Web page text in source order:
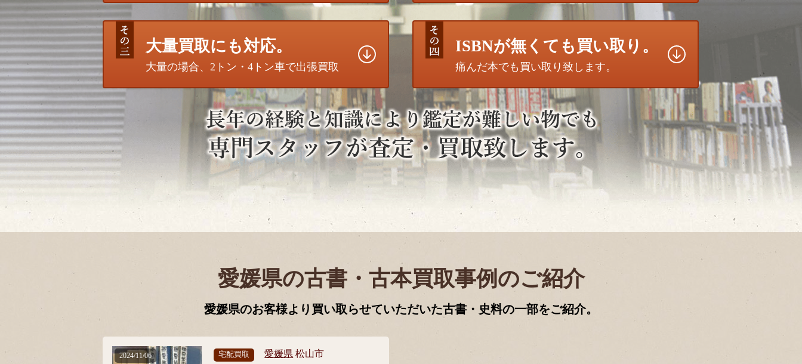
大量買取にも対応。
大量の場合、2トン・4トン車で出張買取
ISBNが無くても買い取り。
痛んだ本でも買い取り致します。
愛媛県の古書・古本買取事例のご紹介
愛媛県のお客様より買い取らせていただいた古書・史料の一部をご紹介。
宅配買取 愛媛県 松山市
2024/11/06